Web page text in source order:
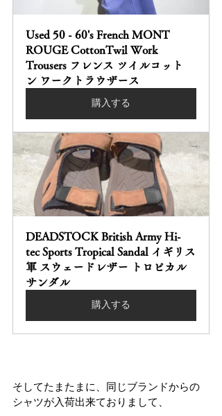
Used 50 - 60's French MONT
ROUGE CottonTwil Work
Trousers フレンス ツイルコット
ン ワークトラウザース
購入する
DEADSTOCK British Army Hi-
tec Sports Tropical Sandal イギリス
軍 スウェードレザー トロピカル
サンダル
購入する
そしてたまたまに、同じブランドからの
シャツが入荷出来ておりまして、